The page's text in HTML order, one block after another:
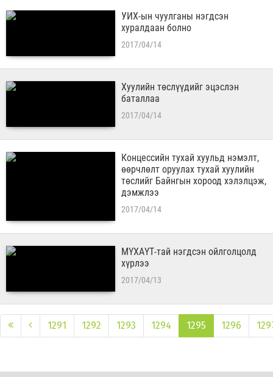
УИХ-ын чуулганы нэгдсэн
хуралдаан болно
2017/04/14
Хуулийн төслүүдийг эцэслэн
баталлаа
2017/04/14
Концессийн тухай хуульд нэмэлт,
өөрчлөлт оруулах тухай хуулийн
төслийг Байнгын хороод хэлэлцэж,
дэмжлээ
2017/04/14
МҮХАҮТ-тай нэгдсэн ойлголцолд
хүрлээ
2017/04/13
1291 1292 1293 1294 1295 1296